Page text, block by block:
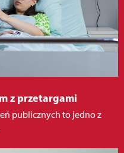
z przetargami
publicznych to jedno z